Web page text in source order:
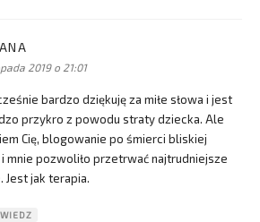
2019 o 21:01
bardzo dziękuję za miłe słowa i jest
przykro z powodu straty dziecka. Ale
Cię, blogowanie po śmierci bliskiej
mnie pozwoliło przetrwać najtrudniejsze
Jest jak terapia.